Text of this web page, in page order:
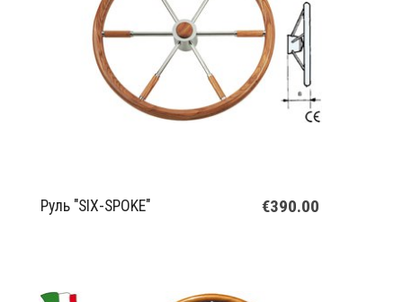
Руль "SIX-SPOKE" €390.00